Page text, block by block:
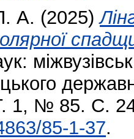
А. (2025)
1, № 85. С.
85-1-37.